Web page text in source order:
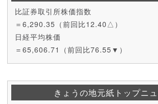
比証券取引所株価指数
＝6,290.35（前回比12.40△）
日経平均株価
＝65,606.71（前回比76.55▼）
きょうの地元紙トップニ